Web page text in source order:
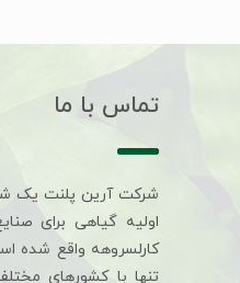
تماس با ما
شرکت آرین پلنت یک
اولیه گیاهی برای
کارلسروهه واقع شده
تنها با کشورهای